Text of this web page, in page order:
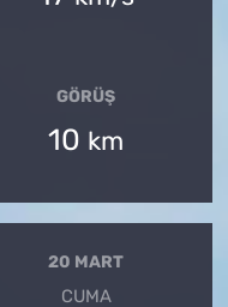
GÖRÜŞ
10 km
20 MART
CUMA